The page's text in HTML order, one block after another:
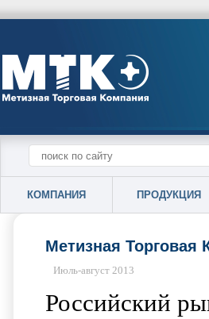
КОМПАНИЯ ПРОДУКЦИЯ
Метизная Торговая
Июль-август 2013
Российский